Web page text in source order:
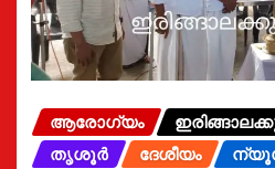
ആരോഗ്യം
തൃശൂർ
ദേശീയം